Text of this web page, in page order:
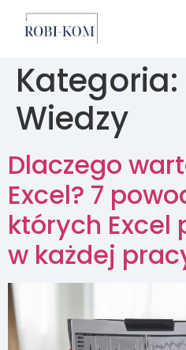
Kategoria:
Wiedzy
Dlaczego
Excel? 7
których Excel
w każdej